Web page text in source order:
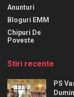
Anunturi
Bloguri EMM
Chipuri De
Poveste
Stiri recente
PS